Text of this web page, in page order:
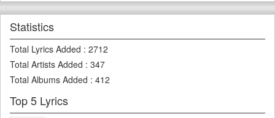
Statistics
Total Lyrics Added : 2712
Total Artists Added : 347
Total Albums Added : 412
Top 5 Lyrics